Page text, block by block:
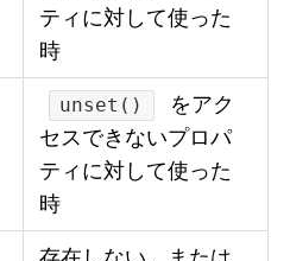
ティに対して使った
時
unset()
をアク
セスできないプロパ
ティに対して使った
時